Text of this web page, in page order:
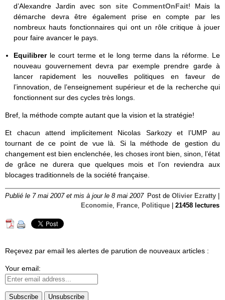
d’Alexandre Jardin avec son site CommentOnFait! Mais la
démarche devra être également prise en compte par les
nombreux hauts fonctionnaires qui ont un rôle critique à jouer
pour faire avancer le pays.
Equilibrer le court terme et le long terme dans la réforme. Le
nouveau gouvernement devra par exemple prendre garde à
lancer rapidement les nouvelles politiques en faveur de
l’innovation, de l’enseignement supérieur et de la recherche qui
fonctionnent sur des cycles très longs.
Bref, la méthode compte autant que la vision et la stratégie!
Et chacun attend implicitement Nicolas Sarkozy et l’UMP au
tournant de ce point de vue là. Si la méthode de gestion du
changement est bien enclenchée, les choses iront bien, sinon, l’état
de grâce ne durera que quelques mois et l’on reviendra aux
blocages traditionnels de la société française.
Publié le 7 mai 2007 et mis à jour le 8 mai 2007 Post de Olivier Ezratty
Economie, France, Politique 21458 lectures
Reçevez par email les alertes de parution de nouveaux articles :
Your email: